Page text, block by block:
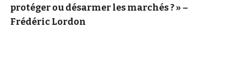
protéger ou désarmer les marchés ? » –
Frédéric Lordon